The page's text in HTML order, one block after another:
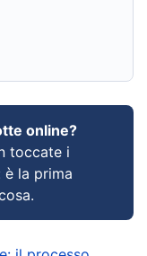
online?
toccate i
è la prima